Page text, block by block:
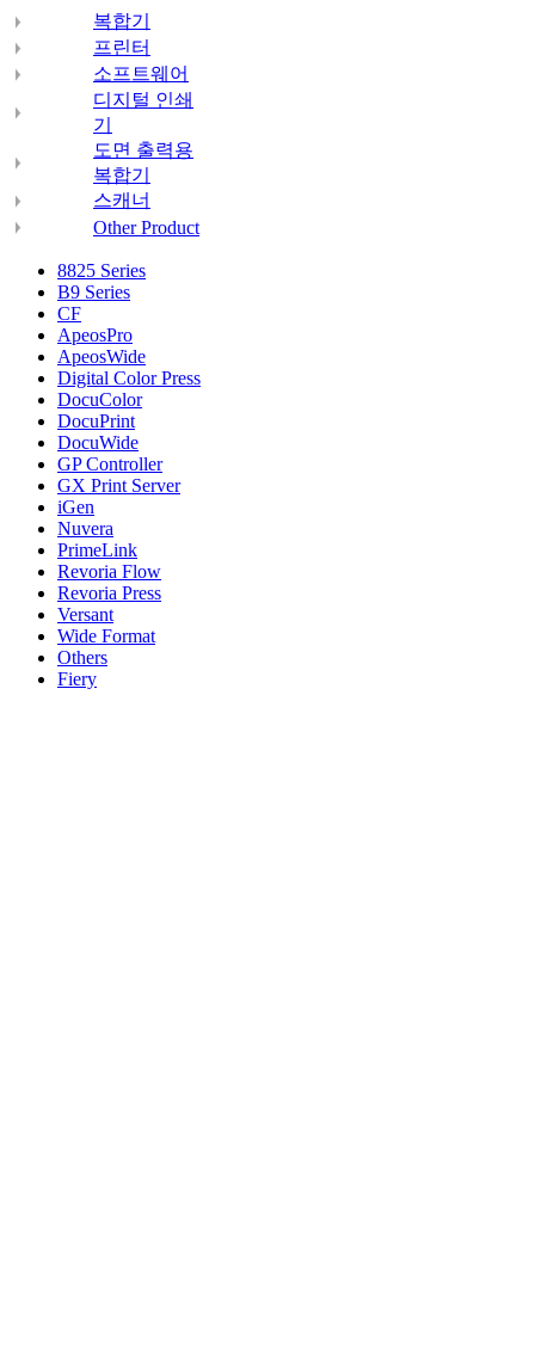
복합기
프린터
소프트웨어
디지털 인쇄
기
도면 출력용
복합기
스캐너
Other Product
8825 Series
B9 Series
CF
ApeosPro
ApeosWide
Digital Color Press
DocuColor
DocuPrint
DocuWide
GP Controller
GX Print Server
iGen
Nuvera
PrimeLink
Revoria Flow
Revoria Press
Versant
Wide Format
Others
Fiery